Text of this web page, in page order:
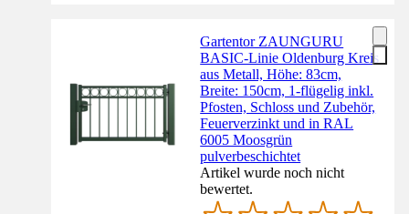
Gartentor ZAUNGURU
BASIC-Linie Oldenburg Kreis
aus Metall, Höhe: 83cm,
Breite: 150cm, 1-flügelig inkl.
Pfosten, Schloss und Zubehör,
Feuerverzinkt und in RAL
6005 Moosgrün
pulverbeschichtet
Artikel wurde noch nicht
bewertet.